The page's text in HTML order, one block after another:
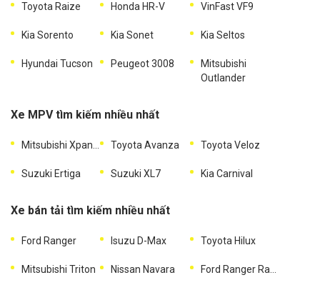
Toyota Raize Honda HR-V VinFast VF9
Kia Sorento Kia Sonet Kia Seltos
Hyundai Tucson Peugeot 3008
Mitsubishi
Outlander
Xe MPV tìm kiếm nhiều nhất
Mitsubishi Xpander Toyota Avanza Toyota Veloz
Suzuki Ertiga Suzuki XL7 Kia Carnival
Xe bán tải tìm kiếm nhiều nhất
Ford Ranger Isuzu D-Max Toyota Hilux
Mitsubishi Triton Nissan Navara Ford Ranger Raptor